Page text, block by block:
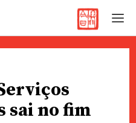
sai no fim